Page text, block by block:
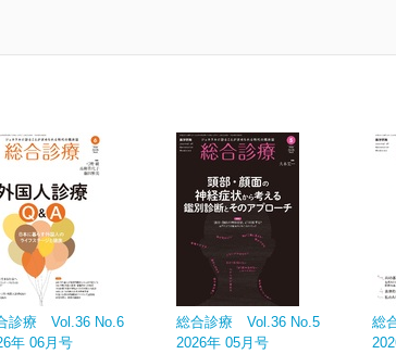
診療 Vol.36 No.6
年 06月号
総合診療 Vol.36 No.5
2026年 05月号
総